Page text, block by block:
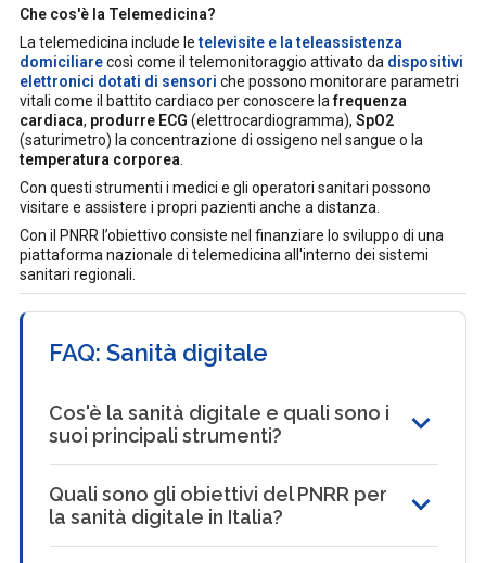
Che cos'è la Telemedicina?
La telemedicina include letelevisite e la teleassistenza
domiciliarecosì come il telemonitoraggio attivato da dispositivi
elettronici dotati di sensori che possono monitorare parametri
vitali come il battito cardiaco per conoscere lafrequenza
cardiaca, produrre ECG (elettrocardiogramma), SpO2
(saturimetro) la concentrazione di ossigeno nel sangue o la
temperatura corporea
Con questi strumenti i medici e gli operatori sanitari possono
visitare e assistere i propri pazienti anche a distanza.
Con il PNRR l’obiettivo consiste nel finanziare lo sviluppo di una
piattaforma nazionale di telemedicina all'interno dei sistemi
sanitari regionali.
FAQ: Sanità digitale
Cos'è la sanità digitale e quali sono i
suoi principali strumenti?
Quali sono gli obiettivi del PNRR per
la sanità digitale in Italia?